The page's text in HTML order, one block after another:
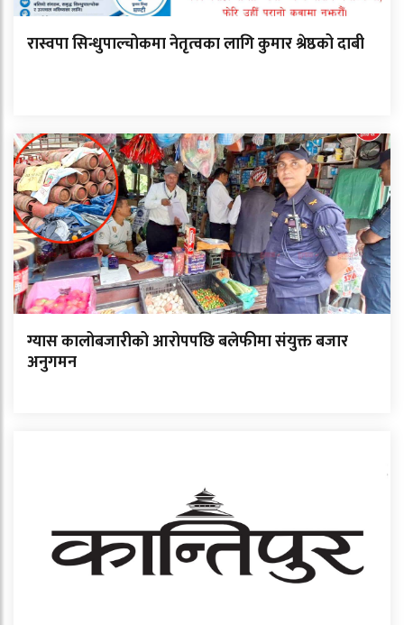
रास्वपा सिन्धुपाल्चोकमा नेतृत्वका लागि कुमार श्रेष्ठको दाबी
ग्यास कालोबजारीको आरोपपछि बलेफीमा संयुक्त बजार
अनुगमन